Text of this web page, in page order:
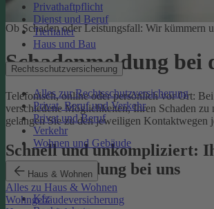
Privathaftpflicht
Dienst und Beruf
Tierhalter
Haus und Bau
Rechtsschutzversicherung
Alles zur Rechtsschutzversicherung
Privat, Beruf und Verkehr
Privat und Beruf
Verkehr
Wohnen und Gebäude
Haus & Wohnen
Alles zu Haus & Wohnen
Wohngebäudeversicherung
Ob Schaden oder Leistungsfall: Wir kümmern
Schadenmeldung bei
Telefonisch, online oder persönlich vor Ort:
verschiedene Möglichkeiten, Ihren Schaden zu
gelangen Sie zu den jeweiligen Kontaktwegen
Schnell und unkompliziert:
Schadenmeldung bei uns
Kfz